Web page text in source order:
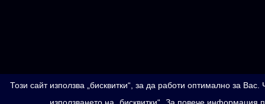
Този сайт използва „бисквитки“, за да работи оптимално за